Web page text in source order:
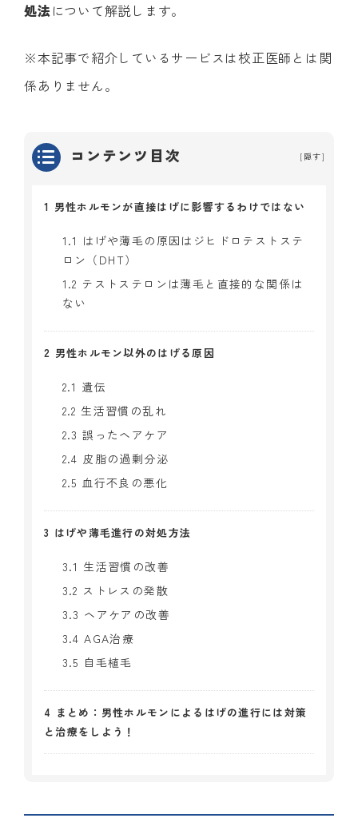
処法について解説します。
※本記事で紹介しているサービスは校正医師とは関
係ありません。
コンテンツ目次 [ 隠す]
1 男性ホルモンが直接はげに影響するわけではない
1.1 はげや薄毛の原因はジヒドロテストステ
ロン（DHT）
1.2 テストステロンは薄毛と直接的な関係は
ない
2 男性ホルモン以外のはげる原因
2.1 遺伝
2.2 生活習慣の乱れ
2.3 誤ったヘアケア
2.4 皮脂の過剰分泌
2.5 血行不良の悪化
3 はげや薄毛進行の対処方法
3.1 生活習慣の改善
3.2 ストレスの発散
3.3 ヘアケアの改善
3.4 AGA治療
3.5 自毛植毛
4 まとめ：男性ホルモンによるはげの進行には対策
と治療をしよう！